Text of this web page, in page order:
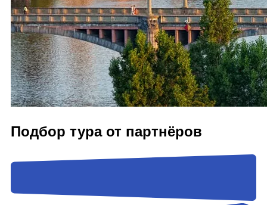
Подбор тура от партнёров